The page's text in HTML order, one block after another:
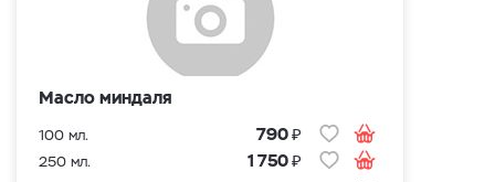
Масло миндаля
100 мл. 790₽
250 мл. 1 750₽